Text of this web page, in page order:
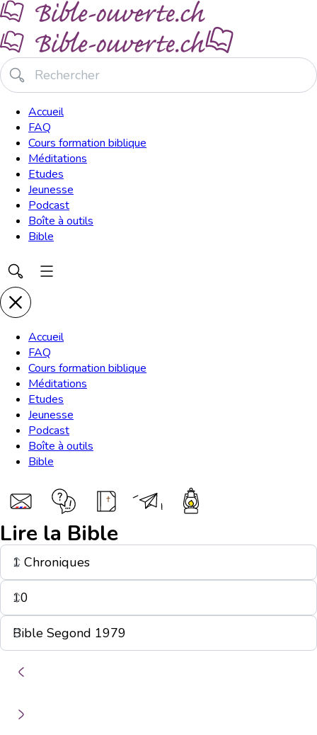
Accueil
FAQ
Cours formation biblique
Méditations
Etudes
Jeunesse
Podcast
Boîte à outils
Bible
Accueil
FAQ
Cours formation biblique
Méditations
Etudes
Jeunesse
Podcast
Boîte à outils
Bible
Lire la Bible